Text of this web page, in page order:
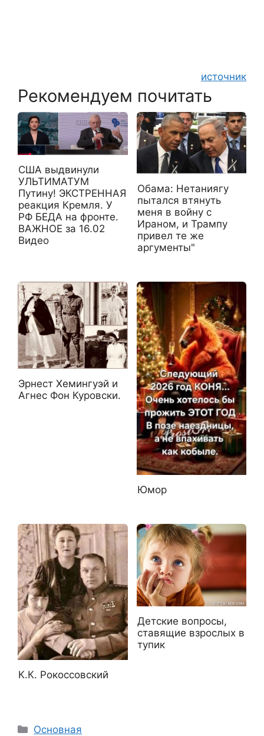
источник
Рекомендуем почитать
США выдвинули
УЛЬТИМАТУМ
Путину! ЭКСТРЕННАЯ
реакция Кремля. У
РФ БЕДА на фронте.
ВАЖНОЕ за 16.02
Видео
Обама: Нетаниягу
пытался втянуть
меня в войну с
Ираном, и Трампу
привел те же
аргументы"
Эрнест Хемингуэй и
Агнес Фон Куровски.
Юмор
К.К. Рокоссовский
Детские вопросы,
ставящие взрослых в
тупик
Рубрики
Основная